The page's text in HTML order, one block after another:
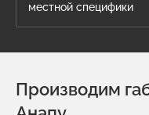
местной специфики
Производим